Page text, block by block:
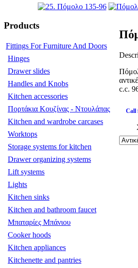
c.c.
Call
Products
Fittings For Furniture And Doors
Hinges
Drawer slides
Handles and Knobs
Kitchen accessories
Πορτάκια Κουζίνας - Ντουλάπας
Kitchen and wardrobe carcases
Worktops
Storage systems for kitchen
Drawer organizing systems
Lift systems
Lights
Kitchen sinks
Kitchen and bathroom faucet
Μπαταρίες Μπάνιου
Cooker hoods
Kitchen appliances
Kitchenette and pantries